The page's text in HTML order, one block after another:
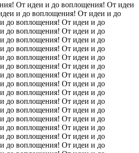
От идеи и до воплощения! От идеи
и до воплощения! От идеи и до
до воплощения! От идеи и до
до воплощения! От идеи и до
до воплощения! От идеи и до
до воплощения! От идеи и до
до воплощения! От идеи и до
до воплощения! От идеи и до
до воплощения! От идеи и до
до воплощения! От идеи и до
до воплощения! От идеи и до
до воплощения! От идеи и до
до воплощения! От идеи и до
до воплощения! От идеи и до
до воплощения! От идеи и до
до воплощения! От идеи и до
до воплощения! От идеи и до